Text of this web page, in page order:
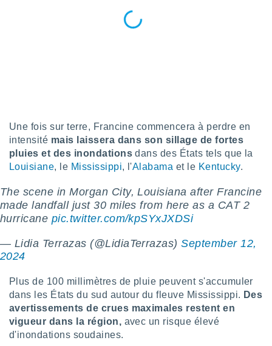
la
du
de
votre
à
en
le
Une fois sur terre, Francine commencera à perdre en
intensité mais laissera dans son sillage de fortes
pluies et des inondations dans des États tels que la
Louisiane, le Mississippi, l'Alabama et le Kentucky.
The scene in Morgan City, Louisiana after Francine
made landfall just 30 miles from here as a CAT 2
hurricane pic.twitter.com/kpSYxJXDSi
— Lidia Terrazas (@LidiaTerrazas)September 12,
2024
Plus de 100 millimètres de pluie peuvent s'accumuler
dans les États du sud autour du fleuve Mississippi. Des
avertissements de crues maximales restent en
vigueur dans la région, avec un risque élevé
d'inondations soudaines.